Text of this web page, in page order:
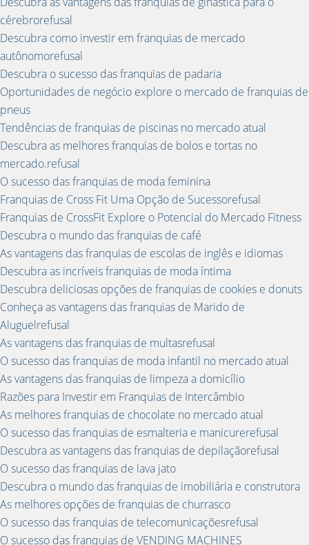
cérebrorefusal
Descubra como investir em franquias de mercado
autônomorefusal
Descubra o sucesso das franquias de padaria
Oportunidades de negócio explore o mercado de franquias de
pneus
Tendências de franquias de piscinas no mercado atual
Descubra as melhores franquias de bolos e tortas no
mercado.refusal
O sucesso das franquias de moda feminina
Franquias de Cross Fit Uma Opção de Sucessorefusal
Franquias de CrossFit Explore o Potencial do Mercado Fitness
Descubra o mundo das franquias de café
As vantagens das franquias de escolas de inglês e idiomas
Descubra as incríveis franquias de moda íntima
Descubra deliciosas opções de franquias de cookies e donuts
Conheça as vantagens das franquias de Marido de
Aluguelrefusal
As vantagens das franquias de multasrefusal
O sucesso das franquias de moda infantil no mercado atual
As vantagens das franquias de limpeza a domicílio
Razões para Investir em Franquias de Intercâmbio
As melhores franquias de chocolate no mercado atual
O sucesso das franquias de esmalteria e manicurerefusal
Descubra as vantagens das franquias de depilaçãorefusal
O sucesso das franquias de lava jato
Descubra o mundo das franquias de imobiliária e construtora
As melhores opções de franquias de churrasco
O sucesso das franquias de telecomunicaçõesrefusal
O sucesso das franquias de VENDING MACHINES